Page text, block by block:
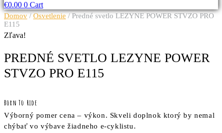
€0.00 0 Cart
Domov / Osvetlenie / Predné svetlo LEZYNE POWER STVZO PRO
E115
Zľava!
PREDNÉ SVETLO LEZYNE POWER
STVZO PRO E115
Born To Ride
Výborný pomer cena – výkon. Skveli doplnok ktorý by nemal
chýbať vo výbave žiadneho e-cyklistu.